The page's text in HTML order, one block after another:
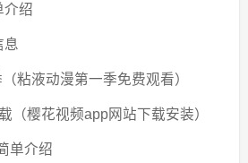
介绍
息
粘液动漫第一季免费观看）
（樱花视频app网站下载安装）
单介绍